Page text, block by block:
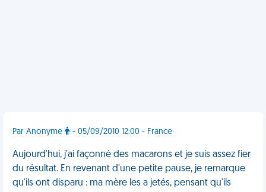
Par Anonyme - 05/09/2010 12:00 - France
Aujourd'hui, j'ai façonné des macarons et je suis assez fier
du résultat. En revenant d'une petite pause, je remarque
qu'ils ont disparu : ma mère les a jetés, pensant qu'ils